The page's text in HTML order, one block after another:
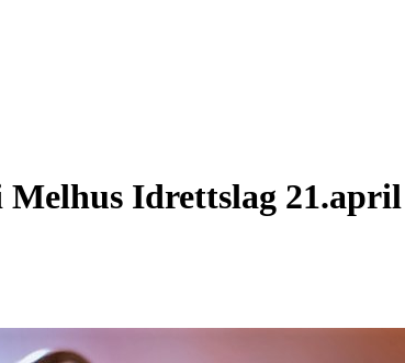
Idrettslag 21.april